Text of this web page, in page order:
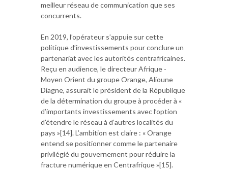
meilleur réseau de communication que ses
concurrents.
En 2019, l’opérateur s’appuie sur cette
politique d’investissements pour conclure un
partenariat avec les autorités centrafricaines.
Reçu en audience, le directeur Afrique -
Moyen Orient du groupe Orange, Alioune
Diagne, assurait le président de la République
de la détermination du groupe à procéder à «
d’importants investissements avec l’option
d’étendre le réseau à d’autres localités du
pays »[14]. L’ambition est claire : « Orange
entend se positionner comme le partenaire
privilégié du gouvernement pour réduire la
fracture numérique en Centrafrique »[15].